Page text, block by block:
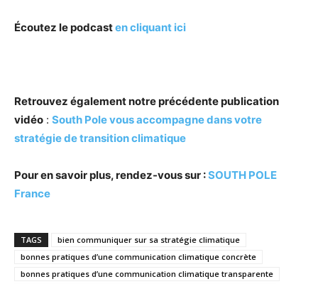
Écoutez le podcasten cliquant ici
Retrouvez également notre précédente publication
vidéo : South Pole vous accompagne dans votre
stratégie de transition climatique
Pour en savoir plus, rendez-vous sur :SOUTH POLE
France
TAGS
bien communiquer sur sa stratégie climatique
bonnes pratiques d’une communication climatique concrète
bonnes pratiques d’une communication climatique transparente